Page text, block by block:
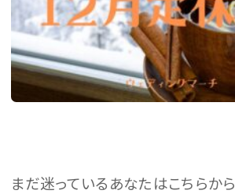
まだ迷っているあなたはこちらから